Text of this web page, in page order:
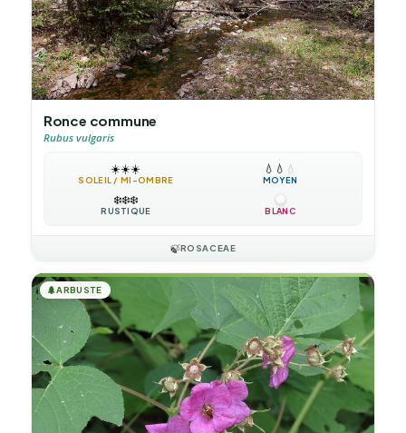
Ronce commune
Rubus vulgaris
☀️☀️☀️
SOLEIL / MI-OMBRE
💧 💧 💧
MOYEN
❄️❄️❄️
RUSTIQUE BLANC
🍃ROSACEAE
🌲ARBUSTE